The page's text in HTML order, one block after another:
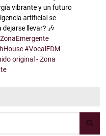
vibrante y un futuro
artificial se
llevar? 🎶
#VocalEDM
original - Zona